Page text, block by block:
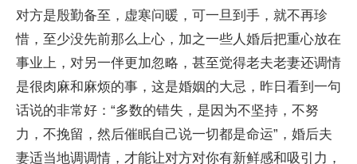
对方是殷勤备至，虚寒问暖，可一旦到手，就不再珍
惜，至少没先前那么上心，加之一些人婚后把重心放在
事业上，对另一伴更加忽略，甚至觉得老夫老妻还调情
是很肉麻和麻烦的事，这是婚姻的大忌，昨日看到一句
话说的非常好：“多数的错失，是因为不坚持，不努
力，不挽留，然后催眠自己说一切都是命运”，婚后夫
妻适当地调调情，才能让对方对你有新鲜感和吸引力，